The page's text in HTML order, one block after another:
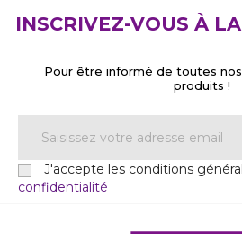
INSCRIVEZ-VOUS À
Pour être informé de toutes
produits !
J'accepte les conditions
confidentialité